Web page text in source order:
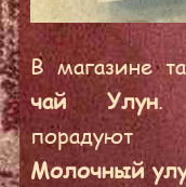
В магазине
чай Улун.
порадуют
Молочный